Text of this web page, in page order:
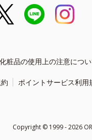
化粧品の使用上の注意につ
ポイントサービス利用
Copyright © 1999 - 2026